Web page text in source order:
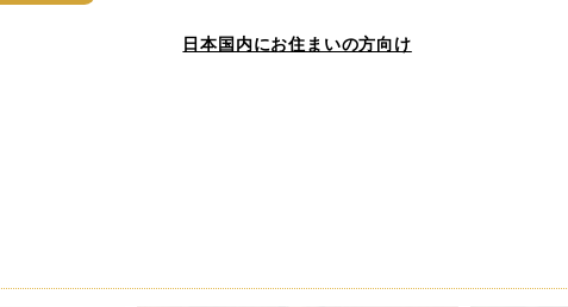
日本国内にお住まいの方向け